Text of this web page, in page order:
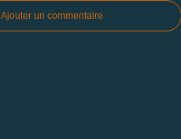
Ajouter un commentaire